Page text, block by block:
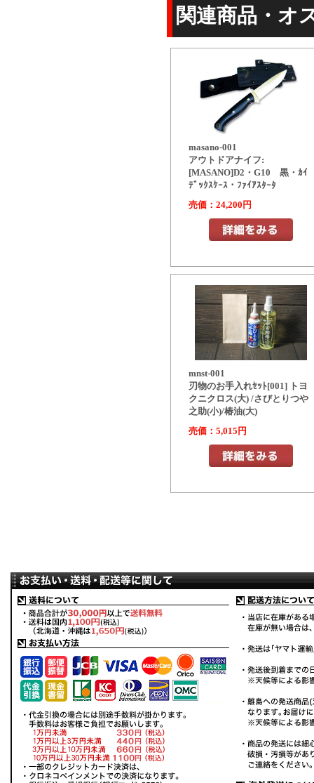
関連商品・オ
masano-001
アウトドアナイフ:
[MASANO]D2・G10 黒・ｶｲ
ﾃﾞｯｸｽｹｰｽ・ﾌｧｲｱｽﾀｰﾀ
売価：24,200円
mnst-001
刃物のお手入れｾｯﾄ[001] トヨ
クニクロス(大) /さびとりつや
之助(小)/椿油(大)
売価：5,015円